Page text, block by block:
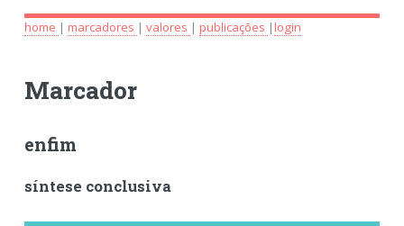
home | marcadores | valores | publicações |login
Marcador
enfim
síntese conclusiva